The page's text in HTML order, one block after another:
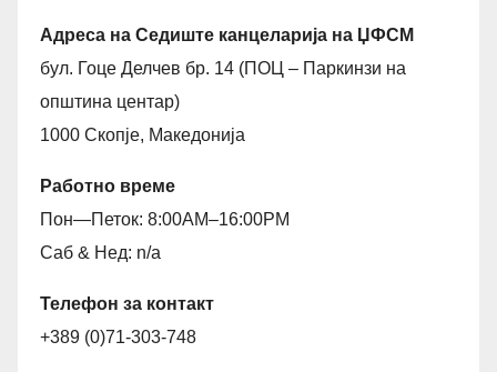
Адреса на Седиште канцеларија на ЏФСМ
бул. Гоце Делчев бр. 14 (ПОЦ – Паркинзи на
општина центар)
1000 Скопје, Македонија
Работно време
Пон—Петок: 8:00AM–16:00PM
Саб & Нед: n/a
Телефон за контакт
+389 (0)71-303-748